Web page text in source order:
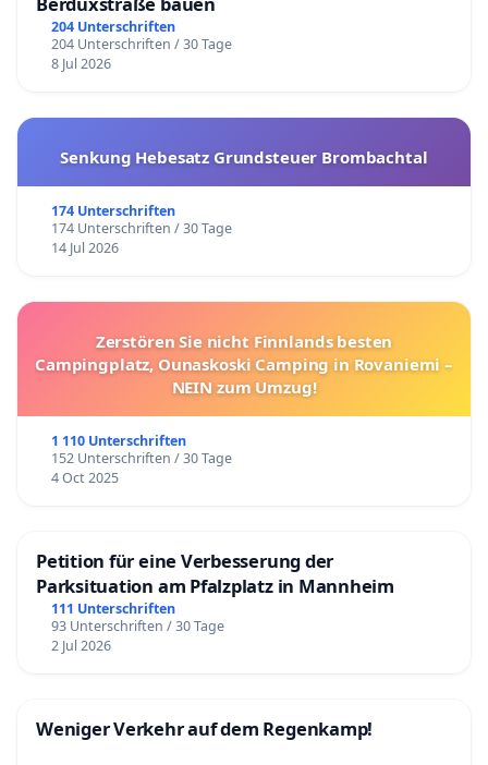
204 Unterschriften
204 Unterschriften / 30 Tage
8 Jul 2026
Senkung Hebesatz Grundsteuer Brombachtal
174 Unterschriften
174 Unterschriften / 30 Tage
14 Jul 2026
Zerstören Sie nicht Finnlands besten
Campingplatz, Ounaskoski Camping in Rovaniemi –
NEIN zum Umzug!
1 110 Unterschriften
152 Unterschriften / 30 Tage
4 Oct 2025
Petition für eine Verbesserung der
Parksituation am Pfalzplatz in Mannheim
111 Unterschriften
93 Unterschriften / 30 Tage
2 Jul 2026
Weniger Verkehr auf dem Regenkamp!